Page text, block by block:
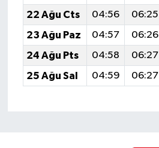
22 Ağu Cts
04:56 06:25
23 Ağu Paz
04:57 06:26
24 Ağu Pts
04:58 06:27
25 Ağu Sal
04:59 06:27